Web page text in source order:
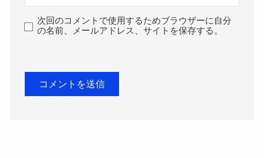
次回のコメントで使用するためブラウザーに自分
の名前、メールアドレス、サイトを保存する。